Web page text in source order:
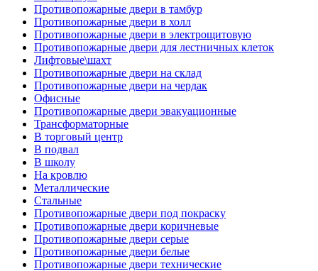
Противопожарные двери в тамбур
Противопожарные двери в холл
Противопожарные двери в электрощитовую
Противопожарные двери для лестничных клеток
Лифтовые\шахт
Противопожарные двери на склад
Противопожарные двери на чердак
Офисные
Противопожарные двери эвакуационные
Трансформаторные
В торговый центр
В подвал
В школу
На кровлю
Металлические
Стальные
Противопожарные двери под покраску
Противопожарные двери коричневые
Противопожарные двери серые
Противопожарные двери белые
Противопожарные двери технические